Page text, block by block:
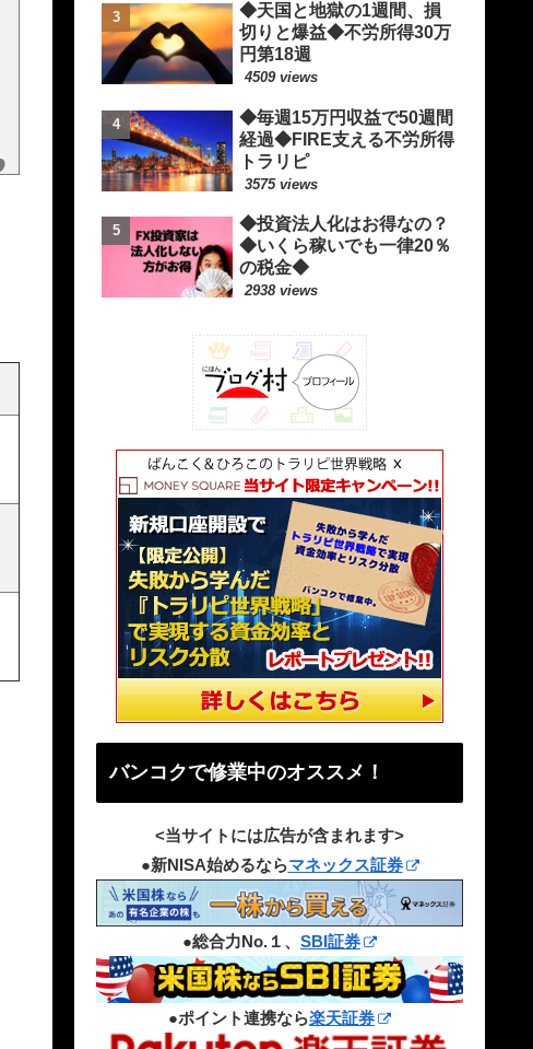
◆天国と地獄の1週間、損
切りと爆益◆不労所得30万
円第18週
4509 views
◆毎週15万円収益で50週間
経過◆FIRE支える不労所得
トラリピ
3575 views
◆投資法人化はお得なの？
◆いくら稼いでも一律20％
の税金◆
2938 views
バンコクで修業中のオススメ！
<当サイトには広告が含まれます>
●新NISA始めるならマネックス証券
●総合力No.１、 SBI証券
●ポイント連携なら楽天証券